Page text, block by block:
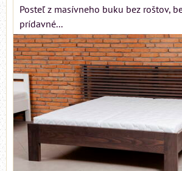
Posteľ z masívneho buku bez roštov,
prídavné...